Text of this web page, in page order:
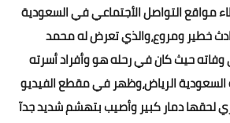
مواقع التواصل الأجتماعي في السعودية
خطير ومروع،والذي تعرض له محمد
حيث كان في رحله هو وأفراد أسرته
الرياض،وظهر في مقطع الفيديو
لحقها دمار كبير وأصيب بتهشم شديد جدآ